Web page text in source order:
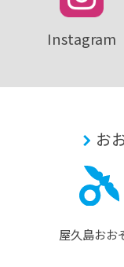
Instagram
お
屋久島おお